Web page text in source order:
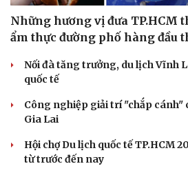
Cải chính
Những hương vị đưa TP.HCM
ẩm thực đường phố hàng đầu
Nối đà tăng trưởng, du lịch Vĩnh
quốc tế
Công nghiệp giải trí "chắp cánh"
Gia Lai
Hội chợ Du lịch quốc tế TP.HCM
từ trước đến nay